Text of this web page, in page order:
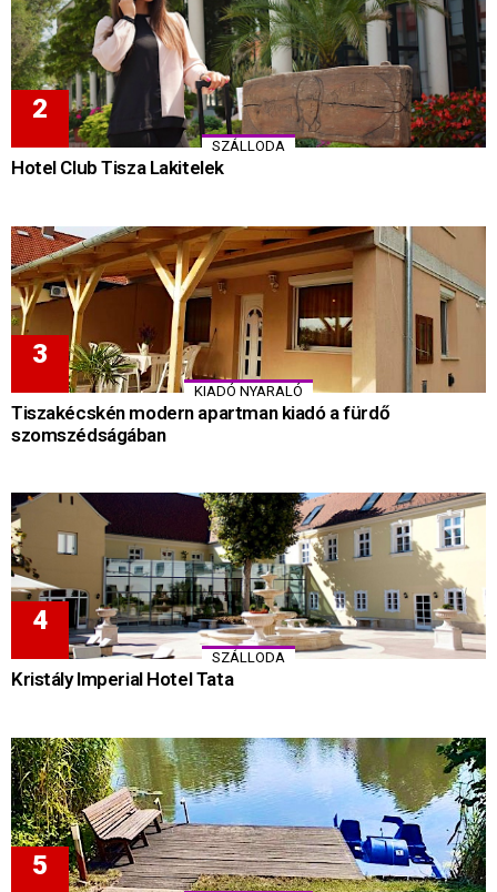
SZÁLLODA
Hotel Club Tisza Lakitelek
KIADÓ NYARALÓ
Tiszakécskén modern apartman kiadó a fürdő
szomszédságában
SZÁLLODA
Kristály Imperial Hotel Tata